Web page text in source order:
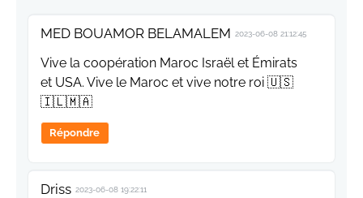
MED BOUAMOR BELAMALEM 2023-06-08 21:12:45
Vive la coopération Maroc Israël et Émirats
et USA. Vive le Maroc et vive notre roi 🇺🇸
🇮🇱🇲🇦
Répondre
Driss 2023-06-08 19:22:11